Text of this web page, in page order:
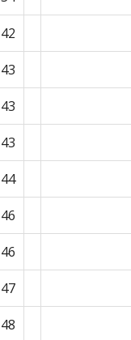
42
43
43
43
44
46
46
47
48